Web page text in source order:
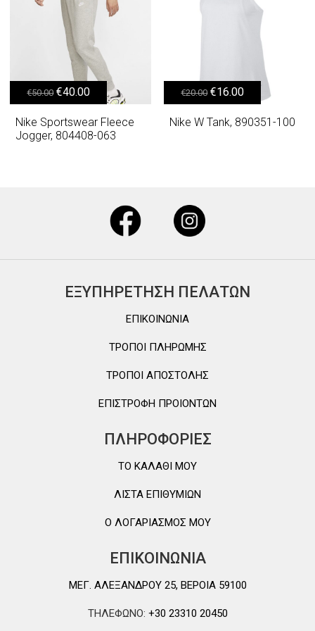
€50.00 Original price was: €50.00.
€40.00Η τρέχουσα τιμή είναι: €40.00.
Nike Sportswear Fleece
Jogger, 804408-063
€20.00 Original price was: €20.00.
€16.00Η τρέχουσα τιμή είναι: €16.00.
Nike W Tank, 890351-100
ΕΞΥΠΗΡΕΤΗΣΗ ΠΕΛΑΤΩΝ
ΕΠΙΚΟΙΝΩΝΙΑ
ΤΡΟΠΟΙ ΠΛΗΡΩΜΗΣ
ΤΡΟΠΟΙ ΑΠΟΣΤΟΛΗΣ
ΕΠΙΣΤΡΟΦΗ ΠΡΟΙΟΝΤΩΝ
ΠΛΗΡΟΦΟΡΙΕΣ
TO ΚΑΛΑΘΙ MOY
ΛΙΣΤΑ ΕΠΙΘΥΜΙΩΝ
Ο ΛΟΓΑΡΙΑΣΜΟΣ ΜΟΥ
ΕΠΙΚΟΙΝΩΝΙΑ
ΜΕΓ. ΑΛΕΞΑΝΔΡΟΥ 25, ΒΕΡΟΙΑ 59100
ΤΗΛΕΦΩΝΟ: +30 23310 20450